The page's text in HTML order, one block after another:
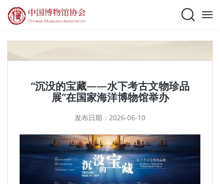
“沉没的宝藏——水下考古文物珍品
展”在国家海洋博物馆举办
发布日期：2026-06-10